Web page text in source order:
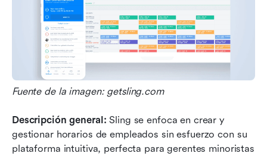
Fuente de la imagen: getsling.com
Descripción general: Sling se enfoca en crear y
gestionar horarios de empleados sin esfuerzo con su
plataforma intuitiva, perfecta para gerentes minoristas